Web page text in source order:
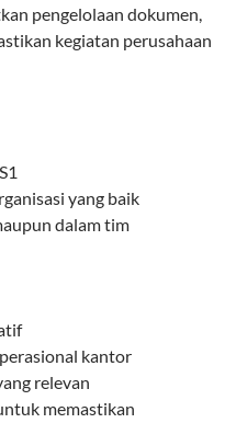
pengelolaan dokumen,
kegiatan perusahaan
yang baik
dalam tim
kantor
relevan
memastikan